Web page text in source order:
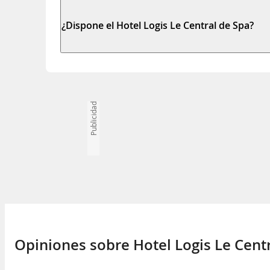
¿Dispone el Hotel Logis Le Central de Spa?
Publicidad
Opiniones sobre Hotel Logis Le